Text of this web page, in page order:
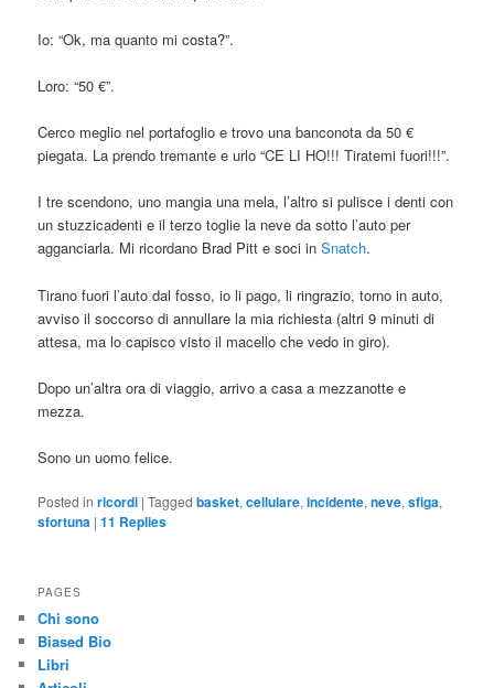
Io: “Ok, ma quanto mi costa?”.
Loro: “50 €”.
Cerco meglio nel portafoglio e trovo una banconota da 50 €
piegata. La prendo tremante e urlo “CE LI HO!!! Tiratemi fuori!!!”.
I tre scendono, uno mangia una mela, l’altro si pulisce i denti con
un stuzzicadenti e il terzo toglie la neve da sotto l’auto per
agganciarla. Mi ricordano Brad Pitt e soci inSnatch.
Tirano fuori l’auto dal fosso, io li pago, li ringrazio, torno in auto,
avviso il soccorso di annullare la mia richiesta (altri 9 minuti di
attesa, ma lo capisco visto il macello che vedo in giro).
Dopo un’altra ora di viaggio, arrivo a casa a mezzanotte e
mezza.
Sono un uomo felice.
Posted in ricordi |Tagged basket,cellulare,incidente,neve,sfiga,
sfortuna |11 Replies
PAGES
Chi sono
Biased Bio
Libri